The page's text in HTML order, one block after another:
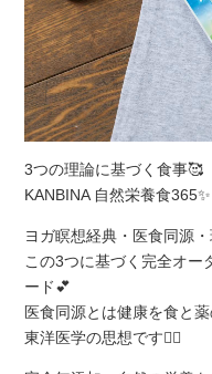
3つの理論に基づく食事🥰
KANBINA 自然栄養食365✨
ヨガ瞑想経典・医食同源
この3つに基づく完全オー
ード💕
医食同源とは健康を食と
東洋医学の思想です💁‍♀️